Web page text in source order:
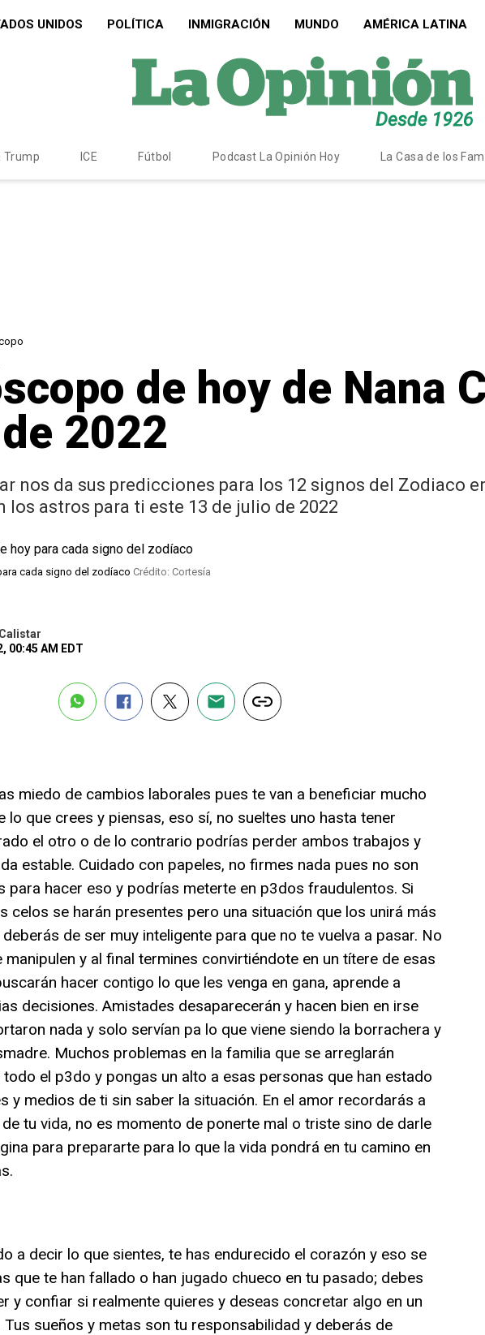
UNIDOS POLÍTICA INMIGRACIÓN MUNDO AMÉRICA LATINA
Trump ICE Fútbol Podcast La Opinión Hoy La Casa de los
de hoy de Nana
2022
nos da sus predicciones para los 12 signos del Zodiaco
los astros para ti este 13 de julio de 2022
cada signo del zodíaco Crédito: Cortesía
00:45 AM EDT
miedo de cambios laborales pues te van a beneficiar mucho
lo que crees y piensas, eso sí, no sueltes uno hasta tener
el otro o de lo contrario podrías perder ambos trabajos y
estable. Cuidado con papeles, no firmes nada pues no son
para hacer eso y podrías meterte en p3dos fraudulentos. Si
celos se harán presentes pero una situación que los unirá más
de ser muy inteligente para que no te vuelva a pasar. No
manipulen y al final termines convirtiéndote en un títere de esas
hacer contigo lo que les venga en gana, aprende a
decisiones. Amistades desaparecerán y hacen bien en irse
nada y solo servían pa lo que viene siendo la borrachera y
Muchos problemas en la familia que se arreglarán
el p3do y pongas un alto a esas personas que han estado
y medios de ti sin saber la situación. En el amor recordarás a
tu vida, no es momento de ponerte mal o triste sino de darle
para prepararte para lo que la vida pondrá en tu camino en
a decir lo que sientes, te has endurecido el corazón y eso se
que te han fallado o han jugado chueco en tu pasado; debes
y confiar si realmente quieres y deseas concretar algo en un
sueños y metas son tu responsabilidad y deberás de